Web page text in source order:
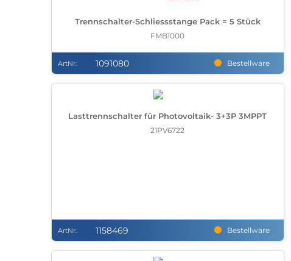
Trennschalter-Schliessstange Pack = 5 Stück
FMB1000
ArtNr. 1091080 Bestellware
Lasttrennschalter für Photovoltaik- 3+3P 3MPPT
21PV6722
ArtNr. 1158469 Bestellware